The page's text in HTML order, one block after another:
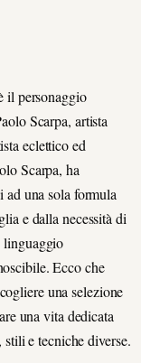
il personaggio
Scarpa, artista
eclettico ed
Scarpa, ha
una sola formula
e dalla necessità di
linguaggio
Ecco che
una selezione
una vita dedicata
e tecniche diverse.